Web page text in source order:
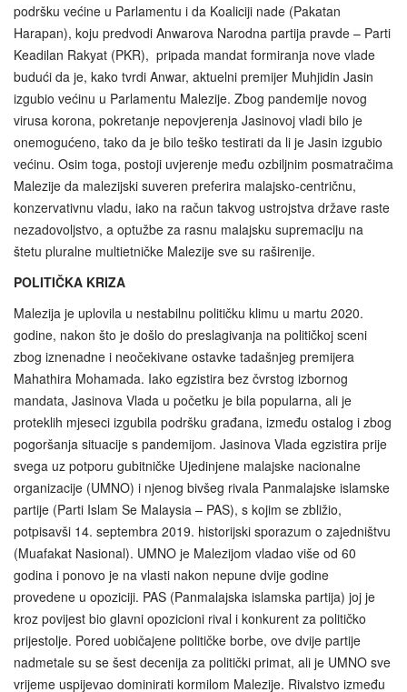
podršku većine u Parlamentu i da Koaliciji nade (Pakatan
Harapan), koju predvodi Anwarova Narodna partija pravde – Parti
Keadilan Rakyat (PKR), pripada mandat formiranja nove vlade
budući da je, kako tvrdi Anwar, aktuelni premijer Muhjidin Jasin
izgubio većinu u Parlamentu Malezije. Zbog pandemije novog
virusa korona, pokretanje nepovjerenja Jasinovoj vladi bilo je
onemogućeno, tako da je bilo teško testirati da li je Jasin izgubio
većinu. Osim toga, postoji uvjerenje među ozbiljnim posmatračima
Malezije da malezijski suveren preferira malajsko-centričnu,
konzervativnu vladu, iako na račun takvog ustrojstva države raste
nezadovoljstvo, a optužbe za rasnu malajsku supremaciju na
štetu pluralne multietničke Malezije sve su raširenije.
POLITIČKA KRIZA
Malezija je uplovila u nestabilnu političku klimu u martu 2020.
godine, nakon što je došlo do preslagivanja na političkoj sceni
zbog iznenadne i neočekivane ostavke tadašnjeg premijera
Mahathira Mohamada. Iako egzistira bez čvrstog izbornog
mandata, Jasinova Vlada u početku je bila popularna, ali je
proteklih mjeseci izgubila podršku građana, između ostalog i zbog
pogoršanja situacije s pandemijom. Jasinova Vlada egzistira prije
svega uz potporu gubitničke Ujedinjene malajske nacionalne
organizacije (UMNO) i njenog bivšeg rivala Panmalajske islamske
partije (Parti Islam Se Malaysia – PAS), s kojim se zbližio,
potpisavši 14. septembra 2019. historijski sporazum o zajedništvu
(Muafakat Nasional). UMNO je Malezijom vladao više od 60
godina i ponovo je na vlasti nakon nepune dvije godine
provedene u opoziciji. PAS (Panmalajska islamska partija) joj je
kroz povijest bio glavni opozicioni rival i konkurent za političko
prijestolje. Pored uobičajene političke borbe, ove dvije partije
nadmetale su se šest decenija za politički primat, ali je UMNO sve
vrijeme uspijevao dominirati kormilom Malezije. Rivalstvo između